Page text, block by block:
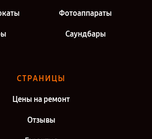
Фотоаппараты
Саундбары
СТРАНИЦЫ
Цены на ремонт
Отзывы